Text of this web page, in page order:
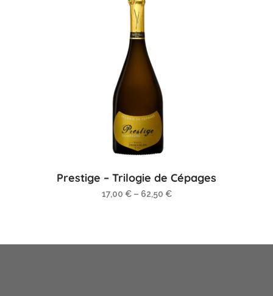
Prestige – Trilogie de Cépages
17,00 €– 62,50 €